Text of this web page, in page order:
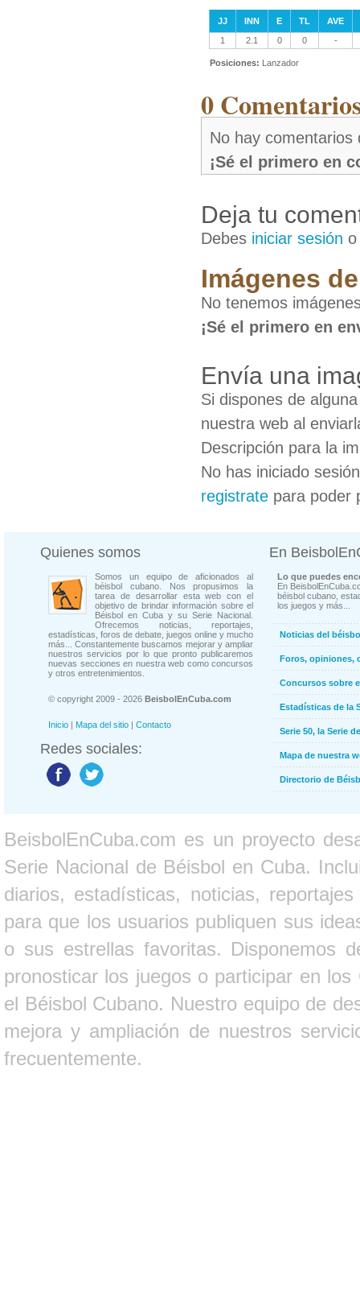
JJ INN E TL
AVE
1
2.1 0 0 -
Posiciones: Lanzador
0
No hay comentarios
¡Sé el primero en
Deja tu
Debes iniciar sesión
Imágenes
No tenemos
¡Sé el primero en
Envía una
Si dispones de
nuestra web al
Descripción para la
No has iniciado
registrate para poder
Quienes somos
Somos un equipo de aficionados al
béisbol cubano. Nos propusimos la
tarea de desarrollar esta web con el
objetivo de brindar información sobre el
Béisbol en Cuba y su Serie Nacional.
Ofrecemos noticias, reportajes,
estadísticas, foros de debate, juegos online y mucho
más... Constantemente buscamos mejorar y ampliar
nuestros servicios por lo que pronto publicaremos
nuevas secciones en nuestra web como concursos
y otros entretenimientos.
© copyright 2009 - 2026 BeisbolEnCuba.com
Inicio | Mapa del sitio | Contacto
Redes sociales:
En
Lo que puedes
En
béisbol cubano,
los juegos y más...
Noticias del
Foros, opiniones,
Concursos sobre
Estadísticas de la
Serie 50, la Serie
Mapa de nuestra
Directorio de
BeisbolEnCuba.com es un proyecto
Serie Nacional de Béisbol en Cuba.
diarios, estadísticas, noticias,
para que los usuarios publiquen sus
o sus estrellas favoritas. Disponemos
pronosticar los juegos o participar en
el Béisbol Cubano. Nuestro equipo de
mejora y ampliación de nuestros
frecuentemente.